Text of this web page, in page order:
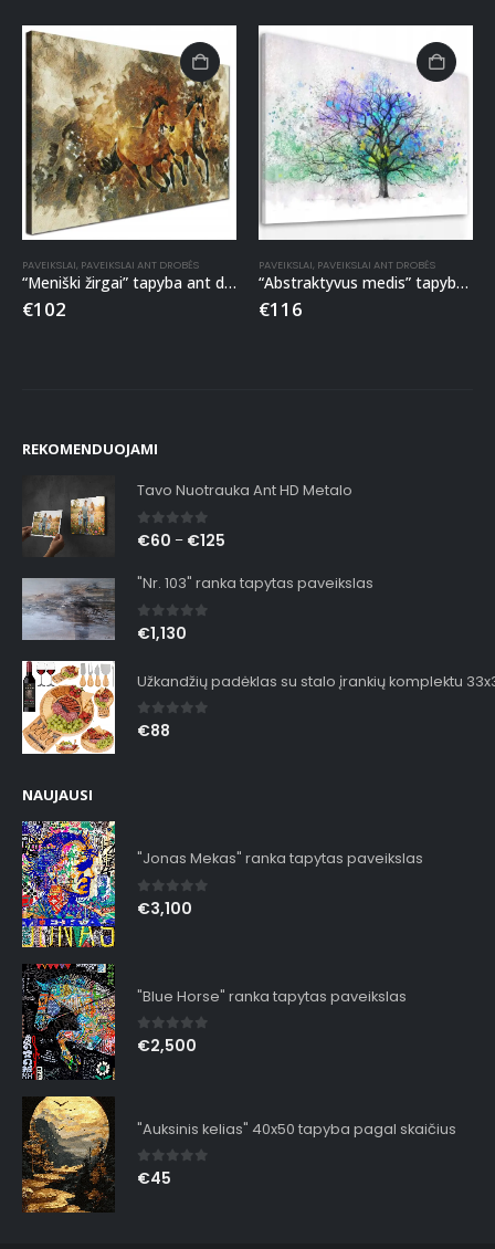
PAVEIKSLAI, PAVEIKSLAI ANT DROBĖS
“Meniški žirgai” tapyba ant drobės
€102
PAVEIKSLAI, PAVEIKSLAI ANT DROBĖS
“Abstraktyvus medis” tapyba ant drobės
€116
REKOMENDUOJAMI
Tavo Nuotrauka Ant HD Metalo
0out of 5
€60 – €125
"Nr. 103" ranka tapytas paveikslas
0out of 5
€1,130
Užkandžių padėklas su stalo įrankių komplektu
0out of 5
€88
NAUJAUSI
"Jonas Mekas" ranka tapytas paveikslas
0out of 5
€3,100
"Blue Horse" ranka tapytas paveikslas
0out of 5
€2,500
"Auksinis kelias" 40x50 tapyba pagal skaičius
0out of 5
€45